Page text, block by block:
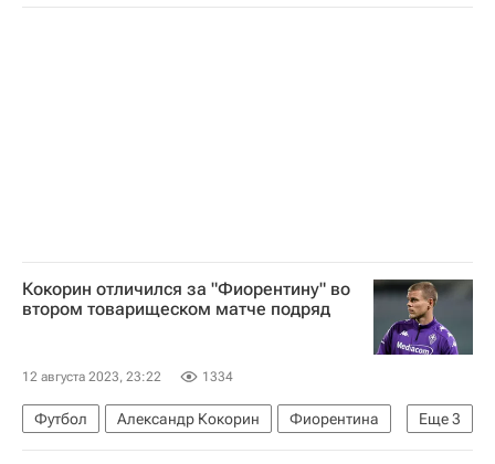
МЧС России (Министерство РФ по делам гражданской обороны, чрезвычайным ситуациям и ликвидации последствий стихийных бедствий)
Кокорин отличился за "Фиорентину" во
втором товарищеском матче подряд
12 августа 2023, 23:22 1334
Еще3
Футбол Александр Кокорин
Фиорентина
Арис
Спартак Москва